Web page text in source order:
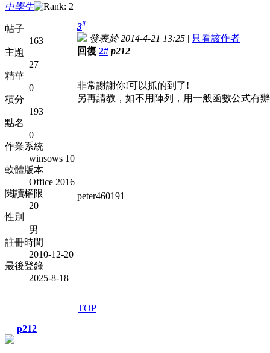
中學生
帖子
163
主題
27
精華
0
積分
193
點名
0
作業系統
winsows 10
軟體版本
Office 2016
閱讀權限
20
性別
男
註冊時間
2010-12-20
最後登錄
2025-8-18
3#
發表於 2014-4-21 13:25 | 只看該作者
回復 2# p212
非常謝謝你!可以抓的到了!
另再請教，如不用陣列，用一般函數公式有
peter460191
TOP
p212